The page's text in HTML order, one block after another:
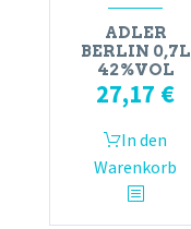
ADLER
BERLIN 0,7L
42%VOL
27,17 €
In den
Warenkorb